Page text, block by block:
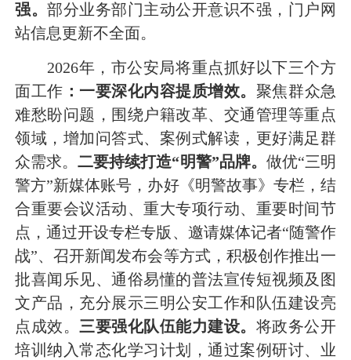
强。部分业务部门主动公开意识不强，门户网
站信息更新不全面。
2026年，市公安局将重点抓好以下三个方
面工作 ：一要深化内容提质增效。 聚焦群众急
难愁盼问题，围绕户籍改革、交通管理等重点
领域，增加问答式、案例式解读，更好满足群
众需求。二要持续打造“明警”品牌。 做优“三明
警方”新媒体账号，办好《明警故事》专栏，结
合重要会议活动、重大专项行动、重要时间节
点，通过开设专栏专版、邀请媒体记者“随警作
战”、召开新闻发布会等方式，积极创作推出一
批喜闻乐见、通俗易懂的普法宣传短视频及图
文产品，充分展示三明公安工作和队伍建设亮
点成效。 三要强化队伍能力建设。 将政务公开
培训纳入常态化学习计划，通过案例研讨、业